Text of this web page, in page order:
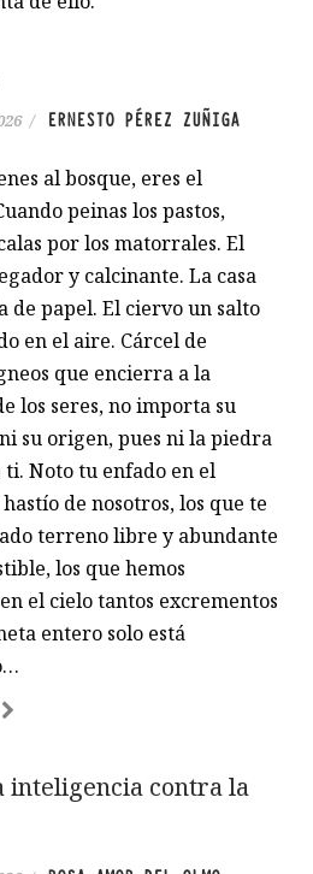
/ ERNESTO PÉREZ ZUÑIGA
al bosque, eres el
peinas los pastos,
por los matorrales. El
y calcinante. La casa
de papel. El ciervo un salto
en el aire. Cárcel de
que encierra a la
los seres, no importa su
su origen, pues ni la piedra
ti. Noto tu enfado en el
de nosotros, los que te
terreno libre y abundante
los que hemos
el cielo tantos excrementos
entero solo está
inteligencia contra la